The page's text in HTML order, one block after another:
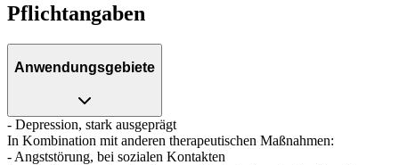
Pflichtangaben
Anwendungsgebiete
- Depression, stark ausgeprägt
In Kombination mit anderen therapeutischen Maßnahmen:
- Angststörung, bei sozialen Kontakten